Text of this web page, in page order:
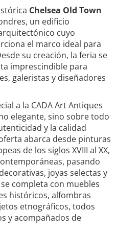
Chelsea Old Town
un edificio
cuyo
el marco ideal para
su creación, la feria se
imprescindible para
galeristas y diseñadores
a la CADA Art Antiques
elegante, sino sobre todo
y la calidad
abarca desde pinturas
de los siglos XVIII al XX,
pasando
joyas selectas y
completa con muebles
históricos, alfombras
etnográficos, todos
y acompañados de